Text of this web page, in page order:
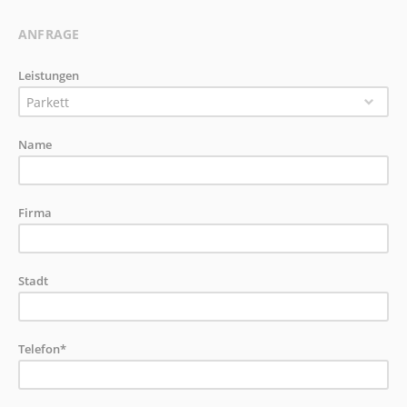
ANFRAGE
Leistungen
Parkett
Name
Firma
Stadt
Telefon*